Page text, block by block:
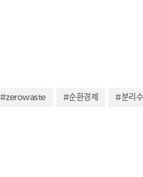
#zerowaste #순환경제 #분리